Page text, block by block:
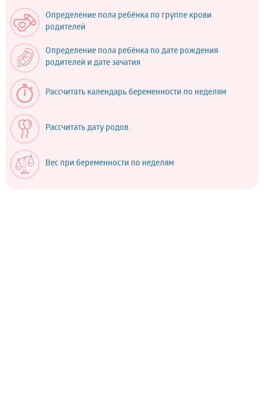
Определение пола ребёнка по группе крови
родителей
Определение пола ребёнка по дате рождения
родителей и дате зачатия
Рассчитать календарь беременности по неделям
Рассчитать дату родов
Вес при беременности по неделям